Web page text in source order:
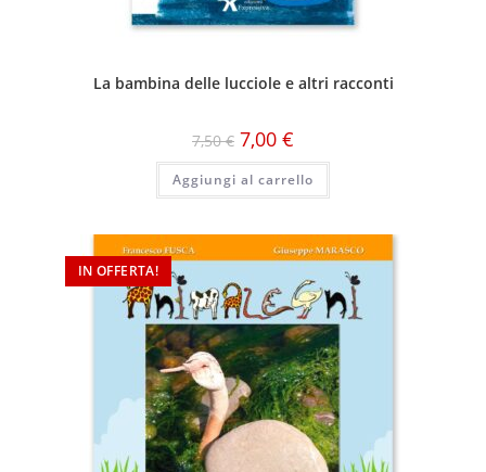
La bambina delle lucciole e altri racconti
7,50€ 7,00 €
Aggiungi al carrello
IN OFFERTA!